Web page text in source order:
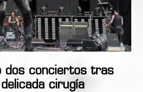
dos conciertos tras
cirugía